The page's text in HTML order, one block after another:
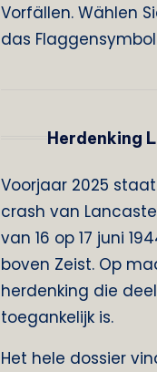
Vorfällen. Wählen
das
Herdenking
Voorjaar 2025
crash van
van 16 op 17 juni
boven Zeist. Op
herdenking die
toegankelijk is.
Het hele dossier